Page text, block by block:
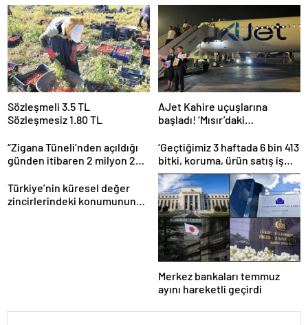
Sözleşmeli 3.5 TL
Sözleşmesiz 1.80 TL
AJet Kahire uçuşlarına
başladı! ‘Mısır’daki
getireceğiz’
“Zigana Tüneli’nden açıldığı
günden itibaren 2 milyon 200
‘Geçtiğimiz 3 haftada 6 bin 413
bitki, koruma, ürün satış iş
yeri denetlendi’
Türkiye’nin küresel değer
zincirlerindeki konumunun
Merkez bankaları temmuz
ayını hareketli geçirdi